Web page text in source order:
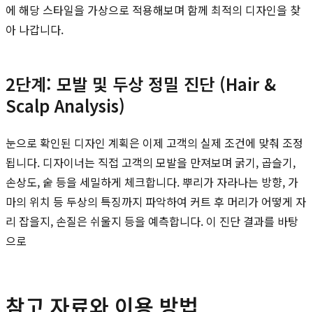
에 해당 스타일을 가상으로 적용해보며 함께 최적의 디자인을 찾
아 나갑니다.
2단계: 모발 및 두상 정밀 진단 (Hair &
Scalp Analysis)
눈으로 확인된 디자인 계획은 이제 고객의 실제 조건에 맞춰 조정
됩니다. 디자이너는 직접 고객의 모발을 만져보며 굵기, 곱슬기,
손상도, 숱 등을 세밀하게 체크합니다. 뿌리가 자라나는 방향, 가
마의 위치 등 두상의 특징까지 파악하여 커트 후 머리가 어떻게 자
리 잡을지, 손질은 쉬울지 등을 예측합니다. 이 진단 결과를 바탕
으로
참고 자료와 이용 방법